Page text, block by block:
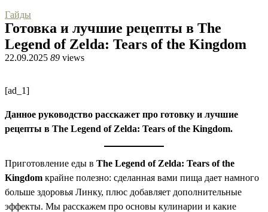
Гайды
Готовка и лучшие рецепты в The
Legend of Zelda: Tears of the Kingdom
22.09.2025 89 views
[ad_1]
Данное руководство расскажет про готовку и лучшие
рецепты в The Legend of Zelda: Tears of the Kingdom.
Приготовление еды в The Legend of Zelda: Tears of the
Kingdom крайне полезно: сделанная вами пища дает намного
больше здоровья Линку, плюс добавляет дополнительные
эффекты. Мы расскажем про основы кулинарии и какие